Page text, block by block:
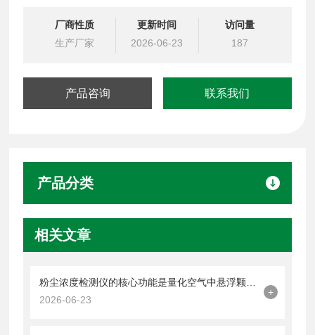
4.检测准确性高激光防衰减技术、高可靠抽气系统,保持精
6.红外遥控操作免开盖远距离调试设备、修改参数,操作方
厂商性质
生产厂家
更新时间
2026-06-23
访问量
187
产品咨询 联系我们
产品分类
相关文章
2026-06-23
+